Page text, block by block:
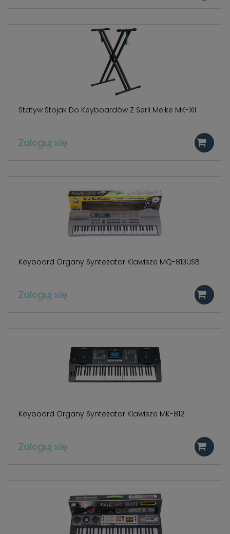
Statyw Stojak Do Keyboardów Z Serii Meike MK-XII
Zaloguj się
Keyboard Organy Syntezator Klawisze MQ-813USB
Zaloguj się
Keyboard Organy Syntezator Klawisze MK-812
Zaloguj się